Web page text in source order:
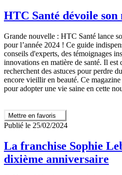
HTC Santé dévoile son
Grande nouvelle : HTC Santé lance
pour l’année 2024 ! Ce guide
conseils d'experts, des témoignages
innovations en matière de santé. Il est
recherchent des astuces pour perdre
encore vieillir en beauté. Ce magazine
pour adopter une vie saine en cette
Mettre en favoris
Publié le 25/02/2024
La franchise Sophie
dixième anniversaire